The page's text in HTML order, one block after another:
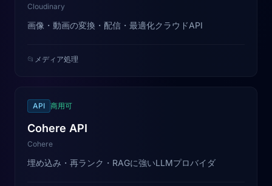
Cloudinary
画像・動画の変換・配信・最適化クラウドAPI
📂 メディア処理
API 商用可
Cohere API
Cohere
埋め込み・再ランク・RAGに強いLLMプロバイダ